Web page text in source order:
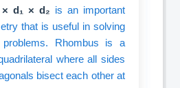
d₁ × d₂ is an important
that is useful in solving
problems. Rhombus is a
where all sides
bisect each other at